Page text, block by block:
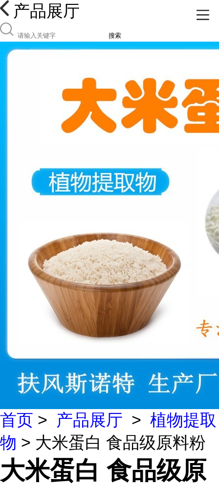
产品展厅
搜索
首页 > 产品展厅 > 植物提取
物 > 大米蛋白 食品级原料粉
大米蛋白 食品级原